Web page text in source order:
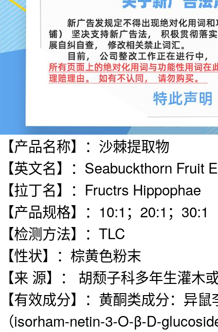
【产品名称】：沙棘提取物
【英文名】：Seabuckthorn Fruit
【拉丁名】：Fructrs Hippophae
【产品规格】：10:1；20:1；30:1
【检测方法】：TLC
【性状】：棕黄色粉末
【来 源】： 胡颓子科多年生灌
【有效成分】：黄酮类成分：异
（isorham-netin-3-O-β-D-